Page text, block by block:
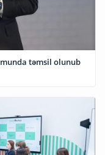
təmsil olunub